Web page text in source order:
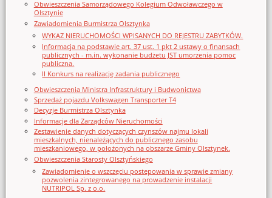
Obwieszczenia Samorządowego Kolegium Odwoławczego w
Olsztynie
Zawiadomienia Burmistrza Olsztynka
WYKAZ NIERUCHOMOŚCI WPISANYCH DO REJESTRU ZABYTKÓW.
Informacja na podstawie art. 37 ust. 1 pkt 2 ustawy o finansach
publicznych - m.in. wykonanie budżetu JST umorzenia pomoc
publiczna.
II Konkurs na realizację zadania publicznego
Obwieszczenia Ministra Infrastruktury i Budwonictwa
Sprzedaż pojazdu Volkswagen Transporter T4
Decyzje Burmistrza Olsztynka
Informacje dla Zarządców Nieruchomości
Zestawienie danych dotyczących czynszów najmu lokali
mieszkalnych, nienależących do publicznego zasobu
mieszkaniowego, w położonych na obszarze Gminy Olsztynek.
Obwieszczenia Starosty Olsztyńskiego
Zawiadomienie o wszczęciu postępowania w sprawie zmiany
pozwolenia zintegrowanego na prowadzenie instalacji
NUTRIPOL Sp. z o.o.